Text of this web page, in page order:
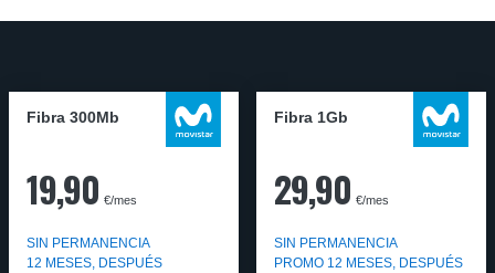
Fibra 300Mb
19,90 €/mes
SIN PERMANENCIA
12 MESES, DESPUÉS
Fibra 1Gb
29,90 €/mes
SIN PERMANENCIA
PROMO 12 MESES, DESPUÉS